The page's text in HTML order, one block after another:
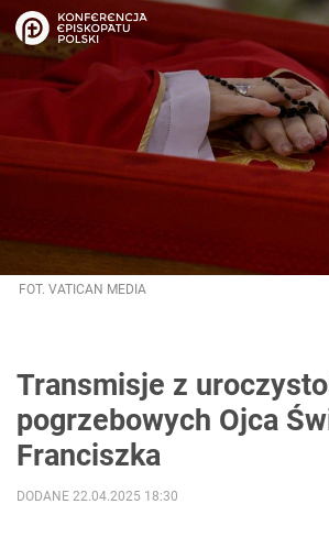
FOT. VATICAN MEDIA
Transmisje z
pogrzebowych Ojca
Franciszka
DODANE 22.04.2025 18:30